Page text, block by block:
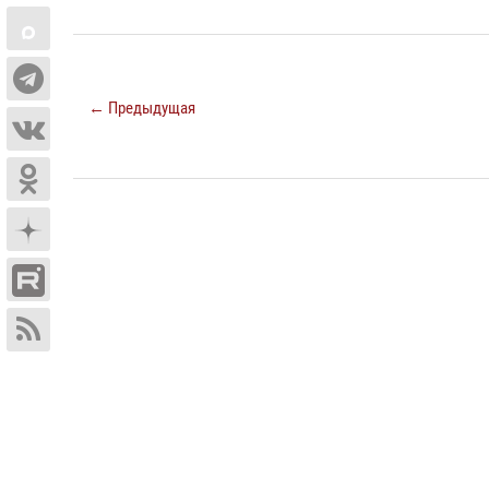
← Предыдущая